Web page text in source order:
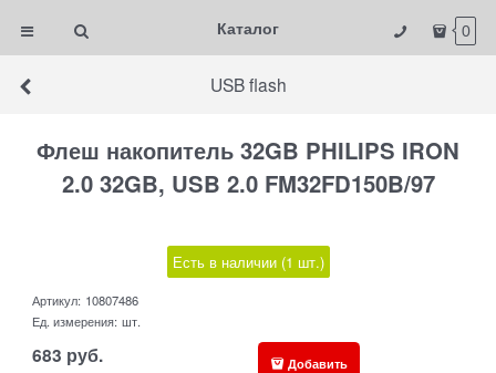
Каталог 0
USB flash
Флеш накопитель 32GB PHILIPS IRON
2.0 32GB, USB 2.0 FM32FD150B/97
Есть в наличии (1 шт.)
Артикул: 10807486
Ед. измерения: шт.
683 руб. Добавить